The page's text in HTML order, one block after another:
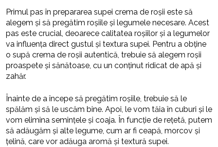
Primul pas în prepararea supei crema de roșii este să
alegem și să pregătim roșiile și legumele necesare. Acest
pas este crucial, deoarece calitatea roșiilor și a legumelor
va influența direct gustul și textura supei. Pentru a obține
o supă crema de roșii autentică, trebuie să alegem roșii
proaspete și sănătoase, cu un conținut ridicat de apă și
zahăr.
Înainte de a începe să pregătim roșiile, trebuie să le
spălăm și să le uscăm bine. Apoi, le vom tăia în cuburi și le
vom elimina semințele și coaja. În funcție de rețetă, putem
să adăugăm și alte legume, cum ar fi ceapă, morcov și
țelină, care vor adăuga aromă și textură supei.